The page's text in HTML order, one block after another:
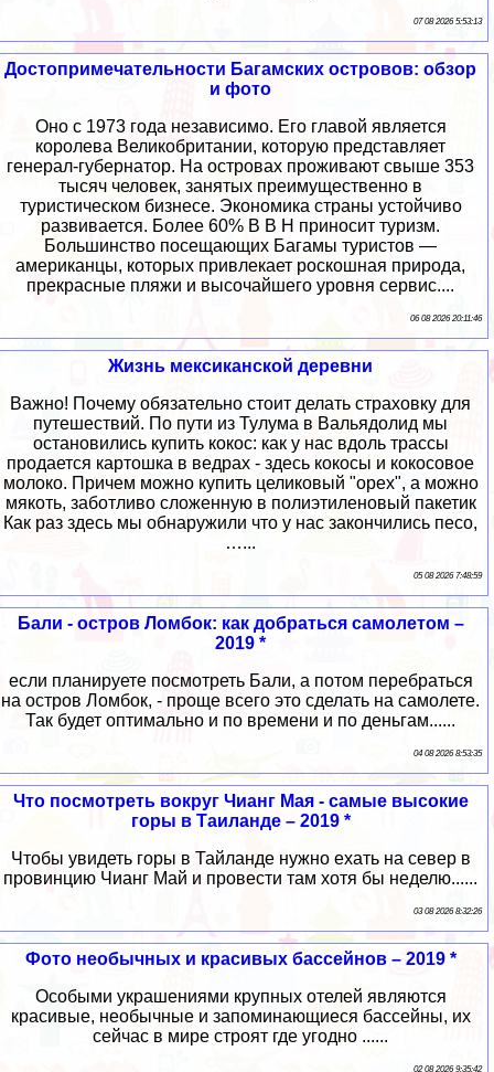
07 08 2026 5:53:13
Достопримечательности Багамских островов: обзор
и фото
Оно с 1973 года независимо. Его главой является
королева Великобритании, которую представляет
генерал-губернатор. На островах проживают свыше 353
тысяч человек, занятых преимущественно в
туристическом бизнесе. Экономика страны устойчиво
развивается. Более 60% В В Н приносит туризм.
Большинство посещающих Багамы туристов —
американцы, которых привлекает роскошная природа,
прекрасные пляжи и высочайшего уровня сервис....
06 08 2026 20:11:46
Жизнь мексиканской деревни
Важно! Почему обязательно стоит делать страховку для
путешествий. По пути из Тулума в Вальядолид мы
остановились купить кокос: как у нас вдоль трассы
продается картошка в ведрах - здесь кокосы и кокосовое
молоко. Причем можно купить целиковый "орех", а можно
мякоть, заботливо сложенную в полиэтиленовый пакетик
Как раз здесь мы обнаружили что у нас закончились песо,
…...
05 08 2026 7:48:59
Бали - остров Ломбок: как добраться самолетом –
2019 *
если планируете посмотреть Бали, а потом перебраться
на остров Ломбок, - проще всего это сделать на самолете.
Так будет оптимально и по времени и по деньгам......
04 08 2026 8:53:35
Что посмотреть вокруг Чианг Мая - самые высокие
горы в Таиланде – 2019 *
Чтобы увидеть горы в Тайланде нужно ехать на север в
провинцию Чианг Май и провести там хотя бы неделю......
03 08 2026 8:32:26
Фото необычных и красивых бассейнов – 2019 *
Особыми украшениями крупных отелей являются
красивые, необычные и запоминающиеся бассейны, их
сейчас в мире строят где угодно ......
02 08 2026 9:35:42